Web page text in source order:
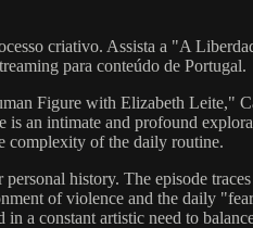
criativo. Assista a "A
para conteúdo de Portugal.
Figure with Elizabeth Leite,"
an intimate and profound
complexity of the daily routine.
history. The episode
of violence and the daily
a constant artistic need to